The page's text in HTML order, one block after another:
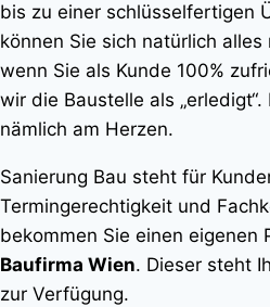
bis zu einer schlüsselfertigen
können Sie sich natürlich
wenn Sie als Kunde 100%
wir die Baustelle als
nämlich am Herzen.
Sanierung Bau steht für
Termingerechtigkeit und
bekommen Sie einen eigenen
Baufirma Wien. Dieser steht
zur Verfügung.